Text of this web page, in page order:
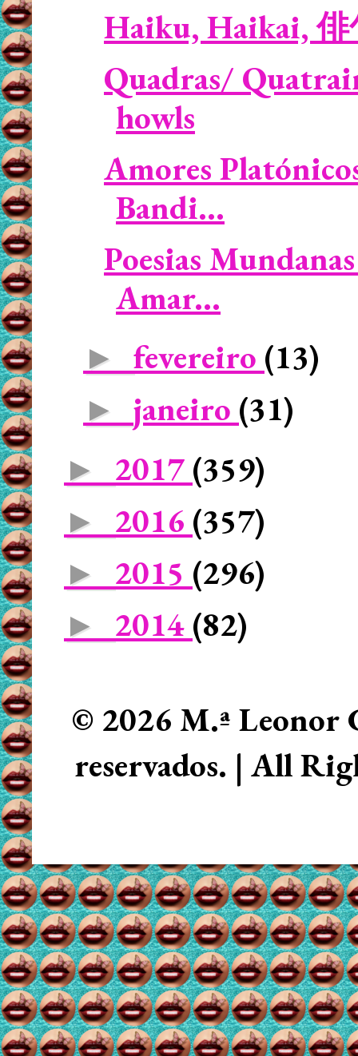
Haiku, Haikai, 俳
Quadras/
howls
Amores
Bandi...
Poesias
Amar...
► fevereiro (13)
► janeiro (31)
► 2017 (359)
► 2016 (357)
► 2015 (296)
► 2014 (82)
© 2026 M.ª Leonor
reservados. | All